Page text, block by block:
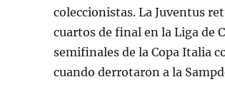
coleccionistas. La Juventus
cuartos de final en la Liga de
semifinales de la Copa Italia
cuando derrotaron a la